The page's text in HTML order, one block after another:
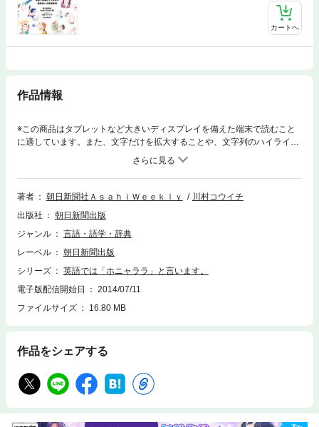
カートへ
作品情報
※この商品はタブレットなど大きいディスプレイを備えた端末で読むこと
に適しています。また、文字だけを拡大することや、文字列のハイライ
ト、検索、辞書の参照、引用などの機能が使用できません。「賞味期
限」、「鼻をほじる」って英語で言えますか？『Asahi Weekly』の大人気
連載 “Say It Right”４年分を一冊に凝縮。仕事、家事、旅行、スポーツなど
様々なシーンに応じた「動き」や「行為」の英語表現を掲載、日常会話で
著者 朝日新聞社ＡｓａｈｉＷｅｅｋｌｙ
川村コウイチ
出版社
朝日新聞出版
ジャンル
言語・語学・辞典
レーベル
朝日新聞出版
シリーズ
英語では「ホニャララ」と言います。
電子版配信開始日
2014/07/11
ファイルサイズ
16.80 MB
作品をシェアする